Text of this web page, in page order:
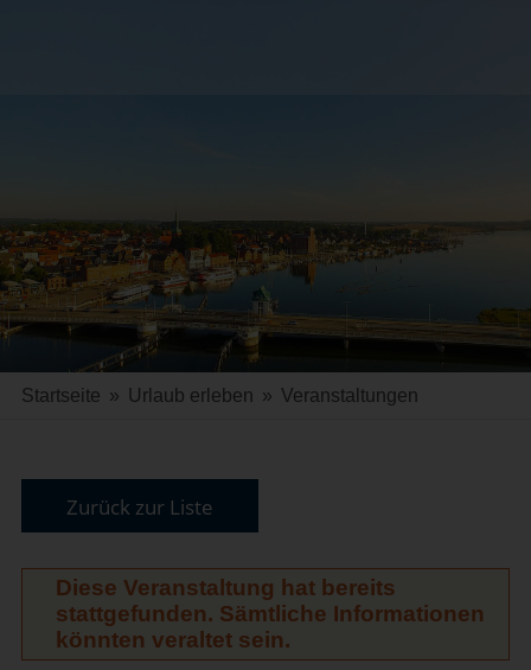
Startseite » Urlaub erleben » Veranstaltungen
Zurück zur Liste
Diese Veranstaltung hat bereits
stattgefunden. Sämtliche Informationen
könnten veraltet sein.